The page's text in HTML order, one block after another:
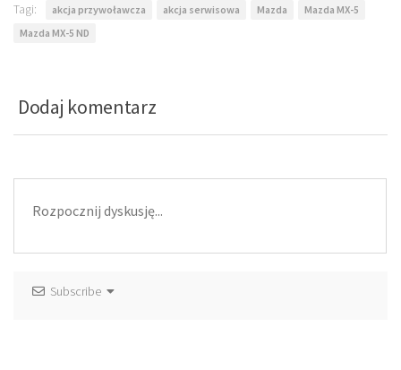
Tagi: akcja przywoławcza akcja serwisowa Mazda
Mazda MX-5
Mazda MX-5 ND
Dodaj komentarz
Subscribe